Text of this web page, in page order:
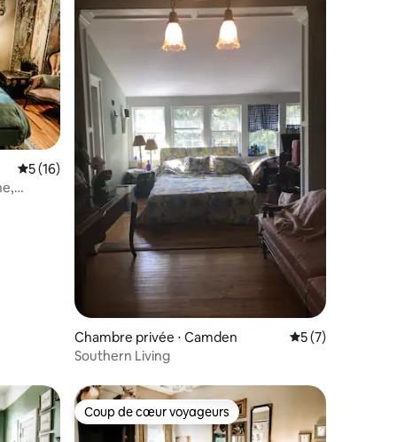
: 5 sur 5
Évaluation moyenne sur la base de 16 commentaires : 5 sur 5
5 (16)
Chambre privée ⋅ Camden Évaluation
5 (7)
Southern Living
Coup de cœur voyageurs
Coup de cœur voyageurs